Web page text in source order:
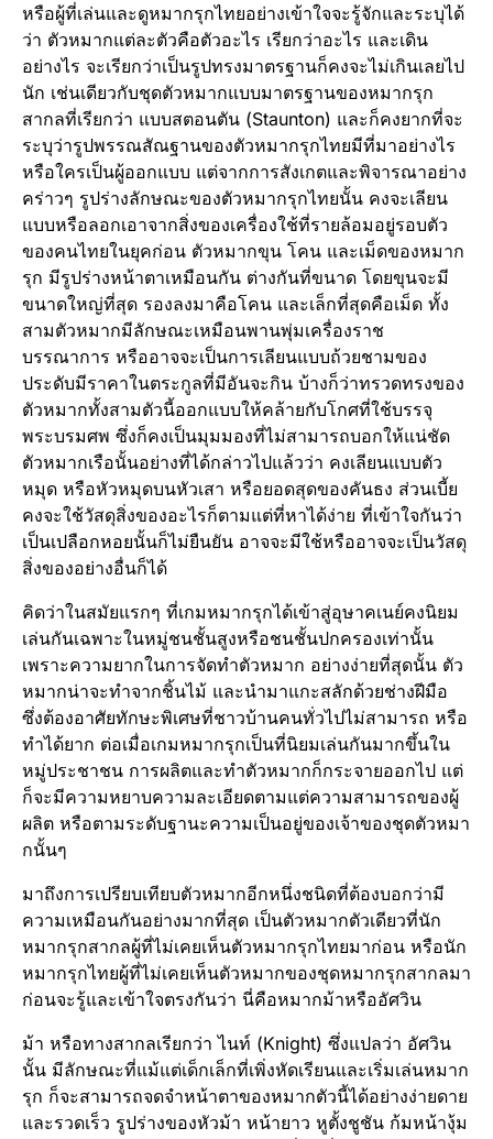
หรือผู้ที่เล่นและดูหมากรุกไทยอย่างเข้าใจจะรู้จักและระบุได้
ว่า ตัวหมากแต่ละตัวคือตัวอะไร เรียกว่าอะไร และเดิน
อย่างไร จะเรียกว่าเป็นรูปทรงมาตรฐานก็คงจะไม่เกินเลยไป
นัก เช่นเดียวกับชุดตัวหมากแบบมาตรฐานของหมากรุก
สากลที่เรียกว่า แบบสตอนตัน (Staunton) และก็คงยากที่จะ
ระบุว่ารูปพรรณสัณฐานของตัวหมากรุกไทยมีที่มาอย่างไร
หรือใครเป็นผู้ออกแบบ แต่จากการสังเกตและพิจารณาอย่าง
คร่าวๆ รูปร่างลักษณะของตัวหมากรุกไทยนั้น คงจะเลียน
แบบหรือลอกเอาจากสิ่งของเครื่องใช้ที่รายล้อมอยู่รอบตัว
ของคนไทยในยุคก่อน ตัวหมากขุน โคน และเม็ดของหมาก
รุก มีรูปร่างหน้าตาเหมือนกัน ต่างกันที่ขนาด โดยขุนจะมี
ขนาดใหญ่ที่สุด รองลงมาคือโคน และเล็กที่สุดคือเม็ด ทั้ง
สามตัวหมากมีลักษณะเหมือนพานพุ่มเครื่องราช
บรรณาการ หรืออาจจะเป็นการเลียนแบบถ้วยชามของ
ประดับมีราคาในตระกูลที่มีอันจะกิน บ้างก็ว่าทรวดทรงของ
ตัวหมากทั้งสามตัวนี้ออกแบบให้คล้ายกับโกศที่ใช้บรรจุ
พระบรมศพ ซึ่งก็คงเป็นมุมมองที่ไม่สามารถบอกให้แน่ชัด
ตัวหมากเรือนั้นอย่างที่ได้กล่าวไปแล้วว่า คงเลียนแบบตัว
หมุด หรือหัวหมุดบนหัวเสา หรือยอดสุดของคันธง ส่วนเบี้ย
คงจะใช้วัสดุสิ่งของอะไรก็ตามแต่ที่หาได้ง่าย ที่เข้าใจกันว่า
เป็นเปลือกหอยนั้นก็ไม่ยืนยัน อาจจะมีใช้หรืออาจจะเป็นวัสดุ
สิ่งของอย่างอื่นก็ได้
คิดว่าในสมัยแรกๆ ที่เกมหมากรุกได้เข้าสู่อุษาคเนย์คงนิยม
เล่นกันเฉพาะในหมู่ชนชั้นสูงหรือชนชั้นปกครองเท่านั้น
เพราะความยากในการจัดทำตัวหมาก อย่างง่ายที่สุดนั้น ตัว
หมากน่าจะทำจากชิ้นไม้ และนำมาแกะสลักด้วยช่างฝีมือ
ซึ่งต้องอาศัยทักษะพิเศษที่ชาวบ้านคนทั่วไปไม่สามารถ หรือ
ทำได้ยาก ต่อเมื่อเกมหมากรุกเป็นที่นิยมเล่นกันมากขึ้นใน
หมู่ประชาชน การผลิตและทำตัวหมากก็กระจายออกไป แต่
ก็จะมีความหยาบความละเอียดตามแต่ความสามารถของผู้
ผลิต หรือตามระดับฐานะความเป็นอยู่ของเจ้าของชุดตัวหมา
กนั้นๆ
มาถึงการเปรียบเทียบตัวหมากอีกหนึ่งชนิดที่ต้องบอกว่ามี
ความเหมือนกันอย่างมากที่สุด เป็นตัวหมากตัวเดียวที่นัก
หมากรุกสากลผู้ที่ไม่เคยเห็นตัวหมากรุกไทยมาก่อน หรือนัก
หมากรุกไทยผู้ที่ไม่เคยเห็นตัวหมากของชุดหมากรุกสากลมา
ก่อนจะรู้และเข้าใจตรงกันว่า นี่คือหมากม้าหรืออัศวิน
ม้า หรือทางสากลเรียกว่า ไนท์ (Knight) ซึ่งแปลว่า อัศวิน
นั้น มีลักษณะที่แม้แต่เด็กเล็กที่เพิ่งหัดเรียนและเริ่มเล่นหมาก
รุก ก็จะสามารถจดจำหน้าตาของหมากตัวนี้ได้อย่างง่ายดาย
และรวดเร็ว รูปร่างของหัวม้า หน้ายาว หูตั้งชูชัน ก้มหน้างุ้ม